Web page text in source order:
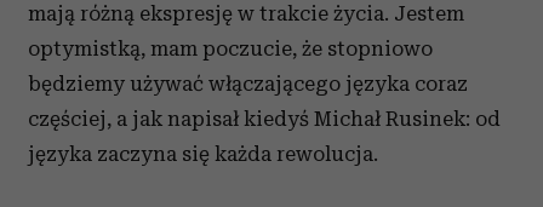
mają różną ekspresję w trakcie życia. Jestem
optymistką, mam poczucie, że stopniowo
będziemy używać włączającego języka coraz
częściej, a jak napisał kiedyś Michał Rusinek: od
języka zaczyna się każda rewolucja.